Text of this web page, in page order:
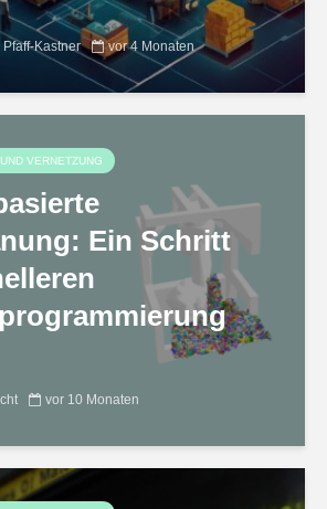
Kastner vor 4 Monaten
VERNETZUNG
Ein Schritt
vor 10 Monaten